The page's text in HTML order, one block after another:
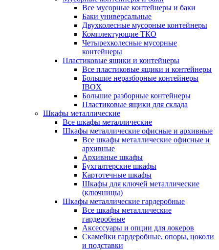
Все мусорные контейнеры и баки
Баки универсальные
Двухколесные мусорные контейнеры
Комплектующие ТКО
Четырехколесные мусорные
контейнеры
Пластиковые ящики и контейнеры
Все пластиковые ящики и контейнеры
Большие неразборные контейнеры
IBOX
Большие разборные контейнеры
Пластиковые ящики для склада
Шкафы металлические
Все шкафы металлические
Шкафы металлические офисные и архивные
Все шкафы металлические офисные и
архивные
Архивные шкафы
Бухгалтерские шкафы
Картотечные шкафы
Шкафы для ключей металлические
(ключницы)
Шкафы металлические гардеробные
Все шкафы металлические
гардеробные
Аксессуары и опции для локеров
Скамейки гардеробные, опоры, цоколи
и подставки